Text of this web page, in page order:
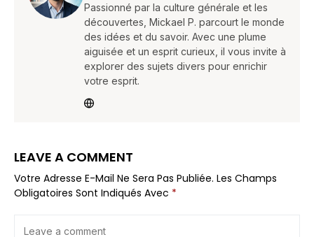
Passionné par la culture générale et les
découvertes, Mickael P. parcourt le monde
des idées et du savoir. Avec une plume
aiguisée et un esprit curieux, il vous invite à
explorer des sujets divers pour enrichir
votre esprit.
LEAVE A COMMENT
Votre Adresse E-Mail Ne Sera Pas Publiée. Les Champs
Obligatoires Sont Indiqués Avec *